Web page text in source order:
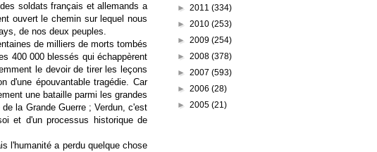
soldats français et allemands a
ouvert le chemin sur lequel nous
de nos deux peuples.
de milliers de morts tombés
400 000 blessés qui échappèrent
le devoir de tirer les leçons
d'une épouvantable tragédie. Car
une bataille parmi les grandes
la Grande Guerre ; Verdun, c'est
et d'un processus historique de
l'humanité a perdu quelque chose
► 2011 (334)
► 2010 (253)
► 2009 (254)
► 2008 (378)
► 2007 (593)
► 2006 (28)
► 2005 (21)